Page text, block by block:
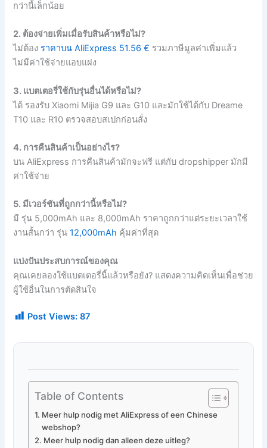
กว่านี้เล็กน้อย
2. ต้องจ่ายเพิ่มเมื่อรับสินค้าหรือไม่?
ไม่ต้องราคาบน AliExpress 51.56 € รวมภาษีมูลค่าเพิ่มแล้ว
ไม่มีค่าใช้จ่ายแอบแฝง
3. แบตเตอรี่ใช้กับรุ่นอื่นได้หรือไม่?
ได้ รองรับ Xiaomi Mijia G9 และ G10 และมักใช้ได้กับ Dreame
T10 และ R10 ตรวจสอบสเปกก่อนสั่ง
4. การคืนสินค้าเป็นอย่างไร?
บน AliExpress การคืนสินค้ามักจะฟรี แต่กับ dropshipper มักมี
ค่าใช้จ่าย
5. มีเวอร์ชันที่ถูกกว่านี้หรือไม่?
มี รุ่น 5,000mAh และ 8,000mAh ราคาถูกกว่าแต่ระยะเวลาใช้
งานสั้นกว่า รุ่น12,000mAh คุ้มค่าที่สุด
แบ่งปันประสบการณ์ของคุณ
คุณเคยลองใช้แบตเตอรี่นี้แล้วหรือยัง? แสดงความคิดเห็นเพื่อช่วย
ผู้ใช้อื่นในการตัดสินใจ
Post Views: 87
Table of Contents
Meer hulp nodig met AliExpress of een Chinese
webshop?
Meer hulp nodig dan alleen deze uitleg?